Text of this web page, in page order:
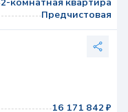
2-комнатная квартира
Предчистовая
16 171 842 ₽